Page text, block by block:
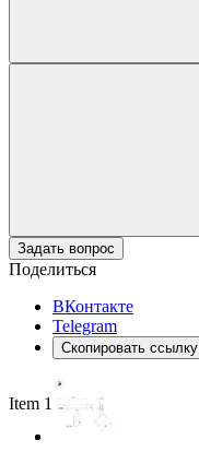
Задать вопрос
Поделиться
ВКонтакте
Telegram
Скопировать ссылку
Item 1 of 2